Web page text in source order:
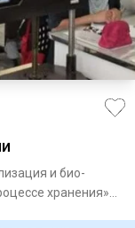
и био­
хранения»